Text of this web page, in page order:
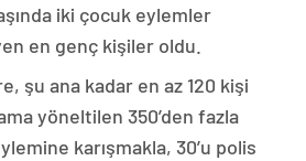
iki çocuk eylemler
en genç kişiler oldu.
şu ana kadar en az 120 kişi
yöneltilen 350’den fazla
karışmakla, 30’u polis